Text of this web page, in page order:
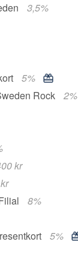
3,5%
5%
Rock
2%
kr
8%
5%